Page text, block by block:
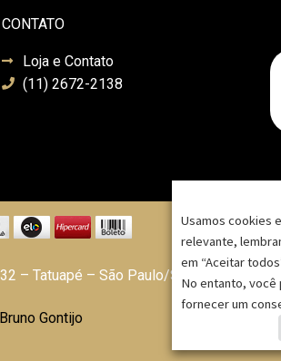
CONTATO
Loja e Contato
(11) 2672-2138
– Tatuapé – São Paulo/SP – CNPJ:
Bruno Gontijo
Usamos cookies
relevante,
em “Aceitar
No entanto,
fornecer um